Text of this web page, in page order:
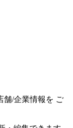
舗/企業情報を ご